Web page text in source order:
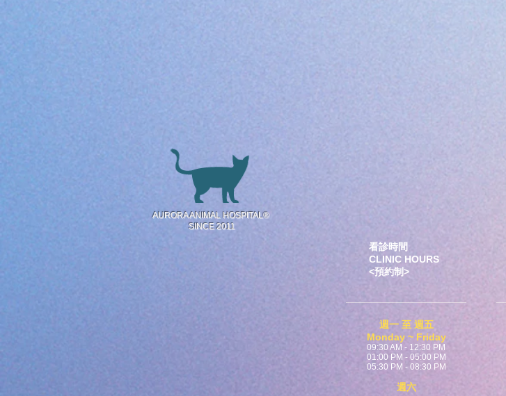
AURORA ANIMAL HOSPITAL®
SINCE 2011
看診時間
CLINIC HOURS
​<預約制>
週一 至 週五
Monday ~ Friday
09:30 AM - 12:30 PM
01:00 PM - 05:00 PM
05:30 PM - 08:30 PM
週六